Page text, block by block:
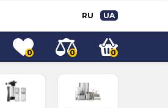
RU UA
0 0 0